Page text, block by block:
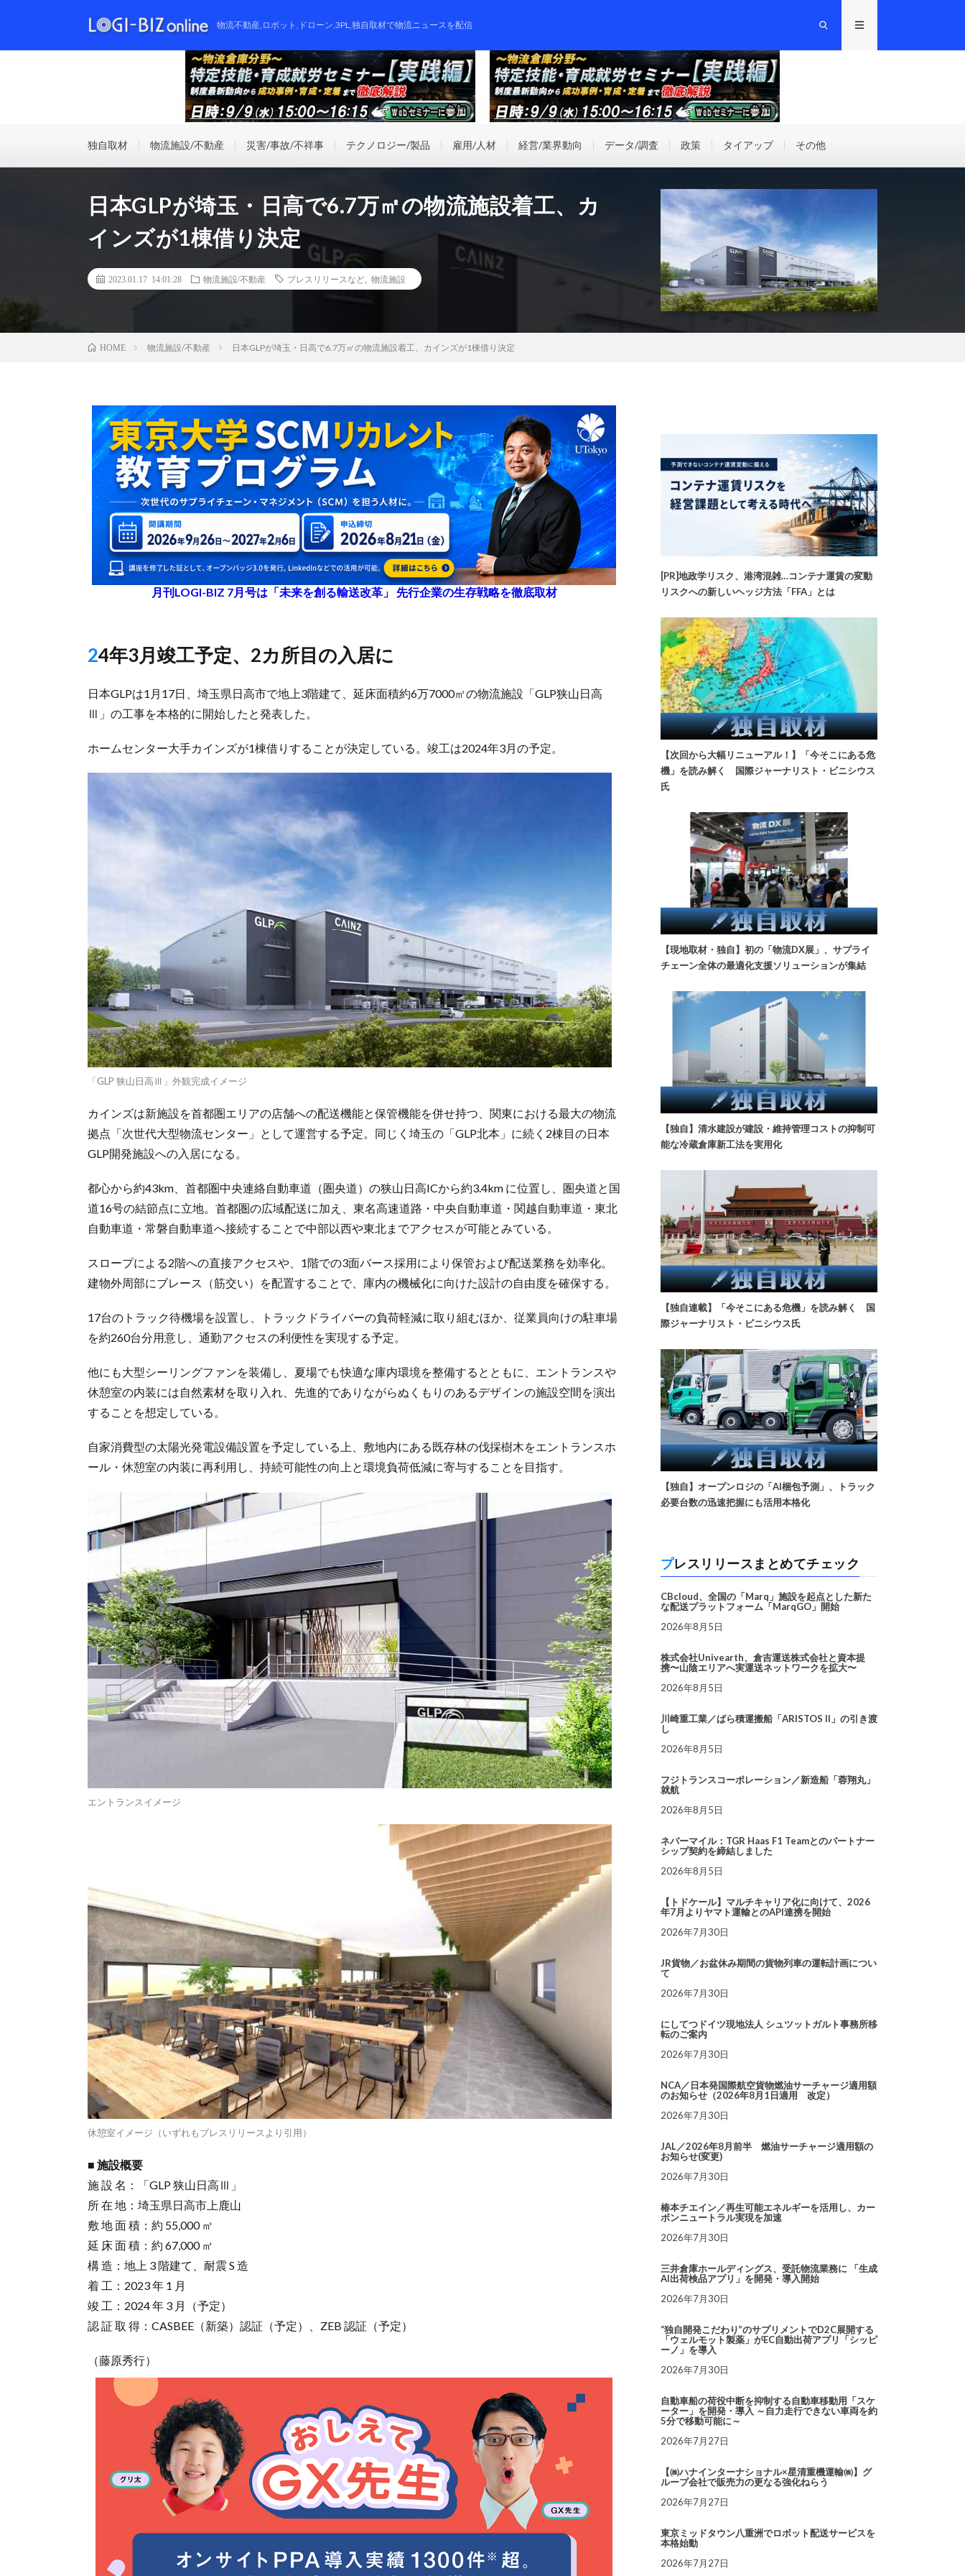
物流不動産,ロボット,ドローン,3PL,独自取材で物流ニュースを配信
独自取材 物流施設/不動産 災害/事故/不祥事 テクノロジー/製品 雇用/人材 経営/業界動向 データ/調査 政策 タイアップ その他
日本GLPが埼玉・日高で6.7万㎡の物流施設着工、カ
インズが1棟借り決定
2023.01.17 14:01:28 物流施設/不動産 プレスリリースなど 物流施設
HOME 物流施設/不動産 日本GLPが埼玉・日高で6.7万㎡の物流施設着工、カインズが1棟借り決定
月刊LOGI-BIZ 7月号は「未来を創る輸送改革」 先行企業の生存戦略を徹底取材
24年3月竣工予定、2カ所目の入居に
日本GLPは1月17日、埼玉県日高市で地上3階建て、延床面積約6万7000㎡の物流施設「GLP狭山日高
Ⅲ」の工事を本格的に開始したと発表した。
ホームセンター大手カインズが1棟借りすることが決定している。竣工は2024年3月の予定。
「GLP 狭山日高Ⅲ」外観完成イメージ
カインズは新施設を首都圏エリアの店舗への配送機能と保管機能を併せ持つ、関東における最大の物流
拠点「次世代大型物流センター」として運営する予定。同じく埼玉の「GLP北本」に続く2棟目の日本
GLP開発施設への入居になる。
都心から約43km、首都圏中央連絡自動車道（圏央道）の狭山日高ICから約3.4km に位置し、圏央道と国
道16号の結節点に立地。首都圏の広域配送に加え、東名高速道路・中央自動車道・関越自動車道・東北
自動車道・常磐自動車道へ接続することで中部以西や東北までアクセスが可能とみている。
スロープによる2階への直接アクセスや、1階での3面バース採用により保管および配送業務を効率化。
建物外周部にブレース（筋交い）を配置することで、庫内の機械化に向けた設計の自由度を確保する。
17台のトラック待機場を設置し、トラックドライバーの負荷軽減に取り組むほか、従業員向けの駐車場
を約260台分用意し、通勤アクセスの利便性を実現する予定。
他にも大型シーリングファンを装備し、夏場でも快適な庫内環境を整備するとともに、エントランスや
休憩室の内装には自然素材を取り入れ、先進的でありながらぬくもりのあるデザインの施設空間を演出
することを想定している。
自家消費型の太陽光発電設備設置を予定している上、敷地内にある既存林の伐採樹木をエントランスホ
ール・休憩室の内装に再利用し、持続可能性の向上と環境負荷低減に寄与することを目指す。
エントランスイメージ
休憩室イメージ（いずれもプレスリリースより引用）
■ 施設概要
施 設 名：「GLP 狭山日高Ⅲ」
所 在 地：埼玉県日高市上鹿山
敷 地 面 積：約 55,000 ㎡
延 床 面 積：約 67,000 ㎡
構 造：地上 3 階建て、耐震 S 造
着 工：2023 年 1 月
竣 工：2024 年 3 月（予定）
認 証 取 得：CASBEE（新築）認証（予定）、ZEB 認証（予定）
（藤原秀行）
[PR]地政学リスク、港湾混雑…コンテナ運賃の変動
リスクへの新しいヘッジ方法「FFA」とは
【次回から大幅リニューアル！】「今そこにある危
機」を読み解く 国際ジャーナリスト・ビニシウス
氏
【現地取材・独自】初の「物流DX展」、サプライ
チェーン全体の最適化支援ソリューションが集結
【独自】清水建設が建設・維持管理コストの抑制可
能な冷蔵倉庫新工法を実用化
【独自連載】「今そこにある危機」を読み解く 国
際ジャーナリスト・ビニシウス氏
【独自】オープンロジの「AI梱包予測」、トラック
必要台数の迅速把握にも活用本格化
プレスリリースまとめてチェック
CBcloud、全国の「Marq」施設を起点とした新た
な配送プラットフォーム「MarqGO」開始
2026年8月5日
株式会社Univearth、倉吉運送株式会社と資本提
携〜山陰エリアへ実運送ネットワークを拡大〜
2026年8月5日
川崎重工業／ばら積運搬船「ARISTOS II」の引き渡
し
2026年8月5日
フジトランスコーポレーション／新造船「蓉翔丸」
就航
2026年8月5日
ネバーマイル：TGR Haas F1 Teamとのパートナー
シップ契約を締結しました
2026年8月5日
【トドケール】マルチキャリア化に向けて、2026
年7月よりヤマト運輸とのAPI連携を開始
2026年7月30日
JR貨物／お盆休み期間の貨物列車の運転計画につい
て
2026年7月30日
にしてつドイツ現地法人 シュツットガルト事務所移
転のご案内
2026年7月30日
NCA／日本発国際航空貨物燃油サーチャージ適用額
のお知らせ（2026年8月1日適用 改定）
2026年7月30日
JAL／2026年8月前半 燃油サーチャージ適用額の
お知らせ(変更)
2026年7月30日
椿本チエイン／再生可能エネルギーを活用し、カー
ボンニュートラル実現を加速
2026年7月30日
三井倉庫ホールディングス、受託物流業務に 「生成
AI出荷検品アプリ」を開発・導入開始
2026年7月30日
“独自開発こだわり”のサプリメントでD2C展開する
「ウェルモット製薬」がEC自動出荷アプリ「シッピ
ーノ」を導入
2026年7月30日
自動車船の荷役中断を抑制する自動車移動用「スケ
ーター」を開発・導入 ～自力走行できない車両を約
5分で移動可能に～
2026年7月27日
【㈱ハナインターナショナル×星清重機運輸㈱】グ
ループ会社で販売力の更なる強化ねらう
2026年7月27日
東京ミッドタウン八重洲でロボット配送サービスを
本格始動
2026年7月27日